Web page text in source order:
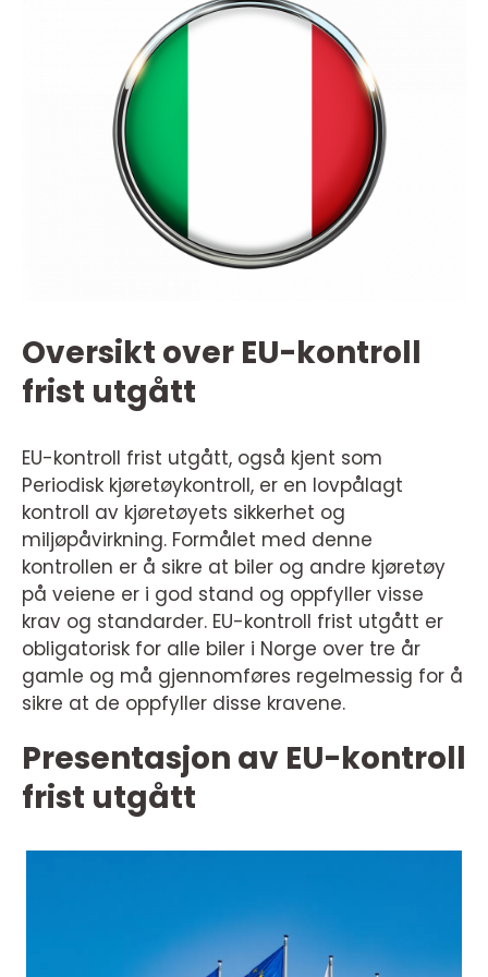
Oversikt over EU-kontroll
frist utgått
EU-kontroll frist utgått, også kjent som
Periodisk kjøretøykontroll, er en lovpålagt
kontroll av kjøretøyets sikkerhet og
miljøpåvirkning. Formålet med denne
kontrollen er å sikre at biler og andre kjøretøy
på veiene er i god stand og oppfyller visse
krav og standarder. EU-kontroll frist utgått er
obligatorisk for alle biler i Norge over tre år
gamle og må gjennomføres regelmessig for å
sikre at de oppfyller disse kravene.
Presentasjon av EU-kontroll
frist utgått